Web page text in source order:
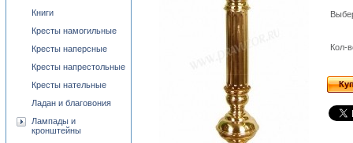
Кол-
Книги
Кресты намогильные
Кресты наперсные
Кресты напрестольные
Кресты нательные
Ладан и благовония
Лампады и
кронштейны